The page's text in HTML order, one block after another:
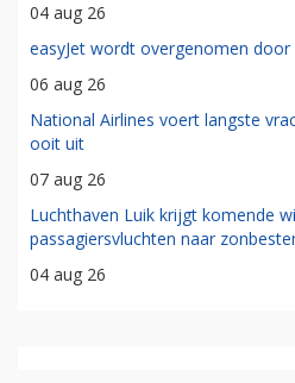
04 aug 26
easyJet wordt overgenomen
06 aug 26
National Airlines voert langste
ooit uit
07 aug 26
Luchthaven Luik krijgt komende
passagiersvluchten naar
04 aug 26